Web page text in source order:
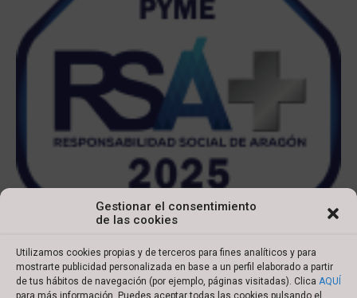
Gestionar el consentimiento
de las cookies
Utilizamos cookies propias y de terceros para fines analíticos y para
mostrarte publicidad personalizada en base a un perfil elaborado a partir
de tus hábitos de navegación (por ejemplo, páginas visitadas). Clica AQUÍ
para más información. Puedes aceptar todas las cookies pulsando el